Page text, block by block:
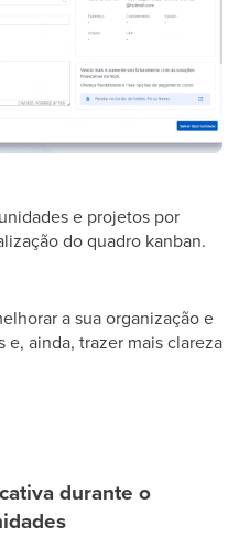
e projetos por
do quadro kanban.
a sua organização e
ainda, trazer mais clareza
durante o